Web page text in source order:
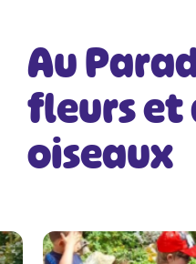
Au
fleurs et
oiseaux